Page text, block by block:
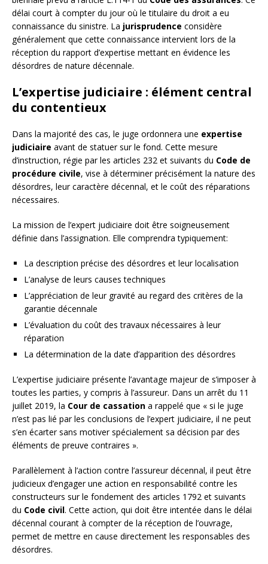
délai court à compter du jour où le titulaire du droit a eu
connaissance du sinistre. La jurisprudence considère
généralement que cette connaissance intervient lors de la
réception du rapport d’expertise mettant en évidence les
désordres de nature décennale.
L’expertise judiciaire : élément central
du contentieux
Dans la majorité des cas, le juge ordonnera une expertise
judiciaire avant de statuer sur le fond. Cette mesure
d’instruction, régie par les articles 232 et suivants du Code de
procédure civile, vise à déterminer précisément la nature des
désordres, leur caractère décennal, et le coût des réparations
nécessaires.
La mission de l’expert judiciaire doit être soigneusement
définie dans l’assignation. Elle comprendra typiquement:
La description précise des désordres et leur localisation
L’analyse de leurs causes techniques
L’appréciation de leur gravité au regard des critères de la
garantie décennale
L’évaluation du coût des travaux nécessaires à leur
réparation
La détermination de la date d’apparition des désordres
L’expertise judiciaire présente l’avantage majeur de s’imposer à
toutes les parties, y compris à l’assureur. Dans un arrêt du 11
juillet 2019, la Cour de cassation a rappelé que « si le juge
n’est pas lié par les conclusions de l’expert judiciaire, il ne peut
s’en écarter sans motiver spécialement sa décision par des
éléments de preuve contraires ».
Parallèlement à l’action contre l’assureur décennal, il peut être
judicieux d’engager une action en responsabilité contre les
constructeurs sur le fondement des articles 1792 et suivants
du Code civil. Cette action, qui doit être intentée dans le délai
décennal courant à compter de la réception de l’ouvrage,
permet de mettre en cause directement les responsables des
désordres.